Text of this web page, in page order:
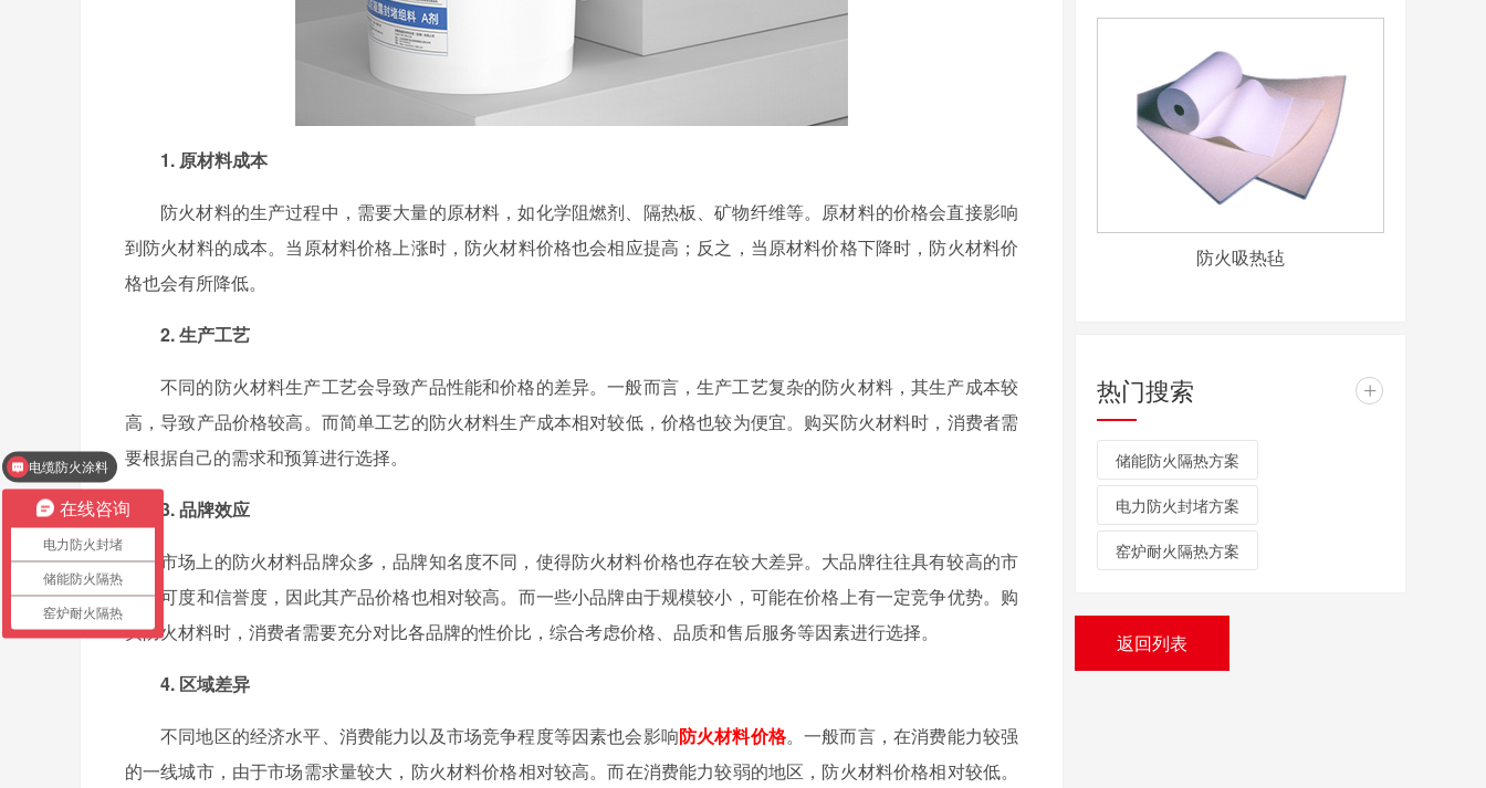
1. 原材料成本
防火材料的生产过程中，需要大量的原材料，如化学阻燃剂、隔热板、矿物纤维等。原材料的价格会直接影响
到防火材料的成本。当原材料价格上涨时，防火材料价格也会相应提高；反之，当原材料价格下降时，防火材料价
格也会有所降低。
2. 生产工艺
不同的防火材料生产工艺会导致产品性能和价格的差异。一般而言，生产工艺复杂的防火材料，其生产成本较
高，导致产品价格较高。而简单工艺的防火材料生产成本相对较低，价格也较为便宜。购买防火材料时，消费者需
要根据自己的需求和预算进行选择。
3. 品牌效应
市场上的防火材料品牌众多，品牌知名度不同，使得防火材料价格也存在较大差异。大品牌往往具有较高的市
场认可度和信誉度，因此其产品价格也相对较高。而一些小品牌由于规模较小，可能在价格上有一定竞争优势。购
买防火材料时，消费者需要充分对比各品牌的性价比，综合考虑价格、品质和售后服务等因素进行选择。
4. 区域差异
不同地区的经济水平、消费能力以及市场竞争程度等因素也会影响防火材料价格。一般而言，在消费能力较强
的一线城市，由于市场需求量较大，防火材料价格相对较高。而在消费能力较弱的地区，防火材料价格相对较低。
防火吸热毡
热门搜索 +
储能防火隔热方案
电力防火封堵方案
窑炉耐火隔热方案
返回列表
在线咨询
电力防火封堵
储能防火隔热
窑炉耐火隔热
电缆防火涂料